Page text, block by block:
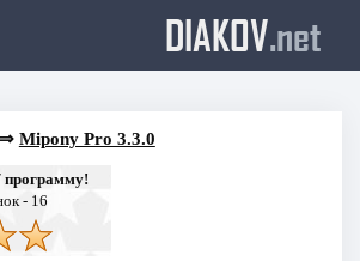
DIAKOV.net
Mipony Pro 3.3.0
программу!
- 16